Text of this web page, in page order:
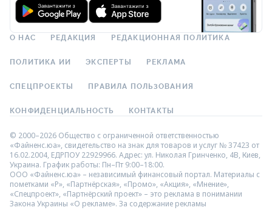
О НАС РЕДАКЦИЯ РЕДАКЦИОННАЯ ПОЛИТИКА
ПОЛИТИКА ИИ ЭКСПЕРТЫ РЕКЛАМА
СПЕЦПРОЕКТЫ ПРАВИЛА ПОЛЬЗОВАНИЯ
КОНФИДЕНЦИАЛЬНОСТЬ КОНТАКТЫ
© 2000–2026 Общество с ограниченной ответственностью
«Файненс.юа», свидетельство на знак для товаров и услуг № 37423 от
16.02.2004, ЕДРПОУ 22929966. Адрес: ул. Николая Гринченко, 4В, Киев,
Украина. График работы: Пн–Пт 9:00–18:00.
ООО «Файненс.юа» – независимый финансовый портал. Материалы с
пометками «Р», «Партнёрская», «Промо», «Акция», «Мнение»,
«Спецпроект», «Партнёрский проект» – это реклама в понимании
Закона Украины «О рекламе». За содержание рекламы